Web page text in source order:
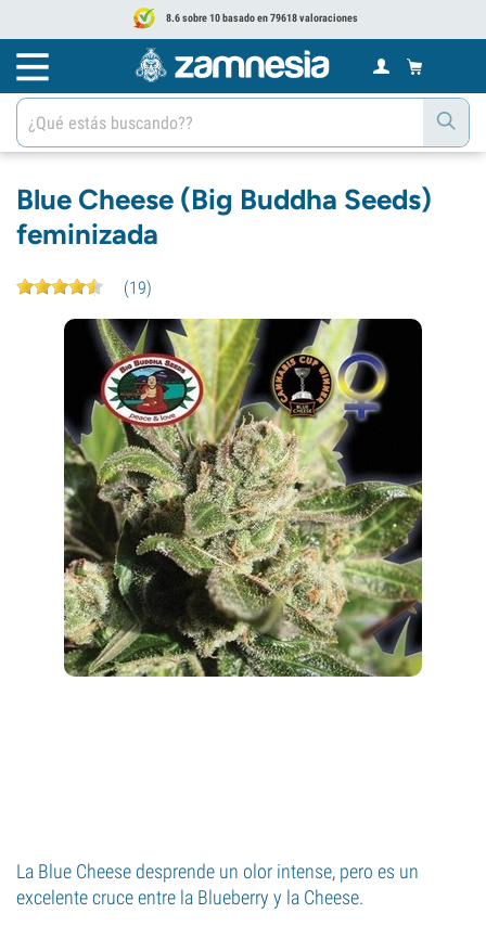
8.6 sobre 10 basado en 79618 valoraciones
Blue Cheese (Big Buddha Seeds)
feminizada
(19)
La Blue Cheese desprende un olor intense, pero es un
excelente cruce entre la Blueberry y la Cheese.